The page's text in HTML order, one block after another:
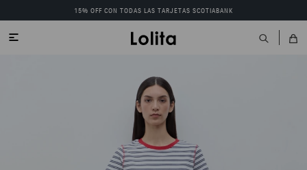
15% OFF CON TODAS LAS TARJETAS SCOTIABANK
